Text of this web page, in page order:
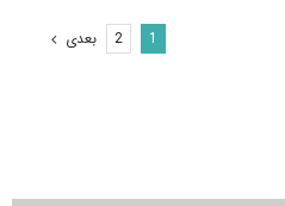
1
2 بعدی